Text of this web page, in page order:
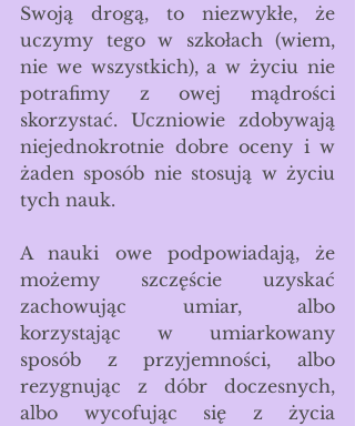
Swoją drogą, to niezwykłe, że
uczymy tego w szkołach (wiem,
nie we wszystkich), a w życiu nie
potrafimy z owej mądrości
skorzystać. Uczniowie zdobywają
niejednokrotnie dobre oceny i w
żaden sposób nie stosują w życiu
tych nauk.
A nauki owe podpowiadają, że
możemy szczęście uzyskać
zachowując umiar, albo
korzystając w umiarkowany
sposób z przyjemności, albo
rezygnując z dóbr doczesnych,
albo wycofując się z życia